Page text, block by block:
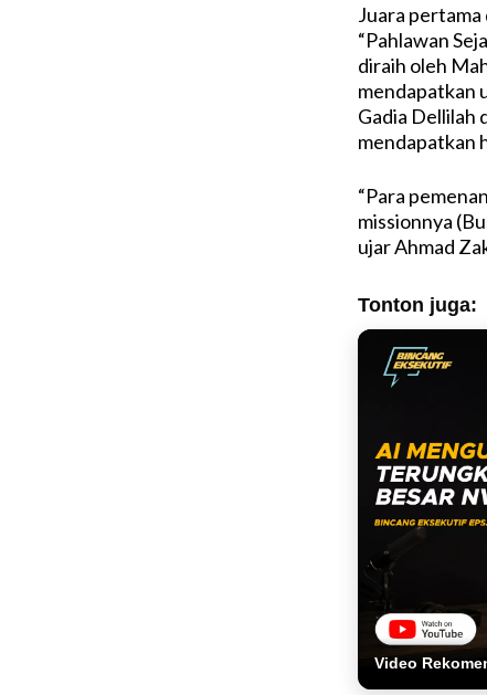
Juara
“Pahlawan
diraih oleh
mendapatkan
Gadia Dellilah
mendapatkan
“Para
missionnya
ujar Ahmad
Tonton juga:
Video